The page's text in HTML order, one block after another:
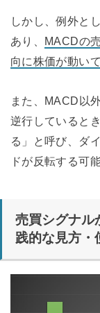
しかし、例外と
あり、 MACDの
向に株価が動い
また、MACD以
逆行していると
る」と呼び、ダ
ドが反転する可
売買シグナル
践的な見方・